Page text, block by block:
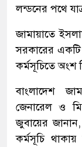
লন্ডনের পথে
জামায়াতে
সরকারের একটি
কর্মসূচিতে
বাংলাদেশ
জেনারেল ও
জুবায়ের জানান,
কর্মসূচি